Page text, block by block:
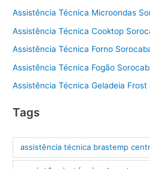
Assistência Técnica Microondas
Assistência Técnica Cooktop
Assistência Técnica Forno
Assistência Técnica Fogão
Assistência Técnica Geladeia Frost
Tags
assistência técnica brastemp